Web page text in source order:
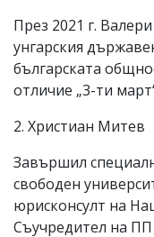
През 2021 г.
унгарския
българската
отличие „3-ти
2. Христиан Митев
Завършил
свободен
юрисконсулт на
Съучредител на